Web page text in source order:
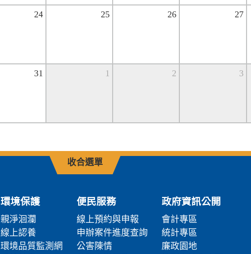
24 25 26 27
31 1 2 3
收合選單
環境保護
親淨洄瀾
線上認養
環境品質監測網
便民服務
線上預約與申報
申辦案件進度查詢
公害陳情
政府資訊公開
會計專區
統計專區
廉政園地